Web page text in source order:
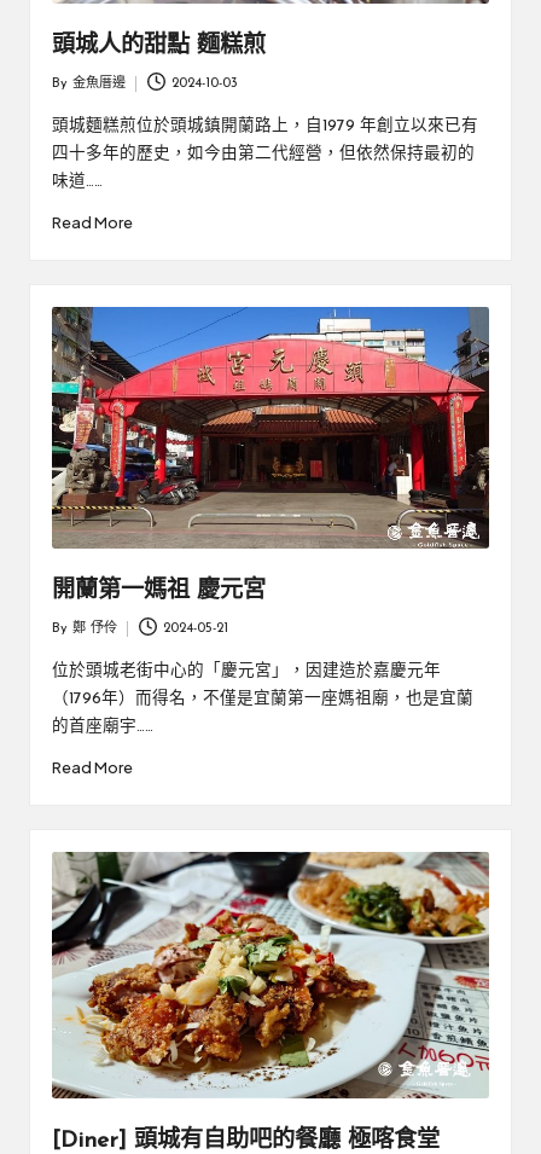
頭城人的甜點 麵糕煎
by
By 金魚厝邊 2024-10-03
頭城麵糕煎位於頭城鎮開蘭路上，自1979 年創立以來已有
四十多年的歷史，如今由第二代經營，但依然保持最初的
味道……
Read More
開蘭第一媽祖 慶元宮
by
By 鄭 伃伶 2024-05-21
位於頭城老街中心的「慶元宮」，因建造於嘉慶元年
（1796年）而得名，不僅是宜蘭第一座媽祖廟，也是宜蘭
的首座廟宇……
Read More
[Diner] 頭城有自助吧的餐廳 極喀食堂